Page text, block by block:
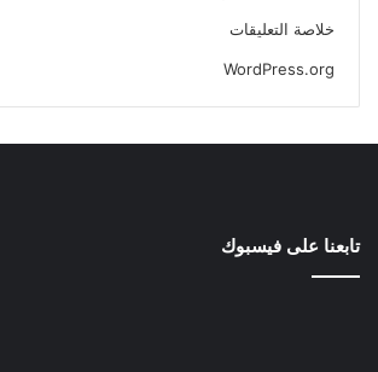
خلاصة التعليقات
WordPress.org
تابعنا على فيسبوك